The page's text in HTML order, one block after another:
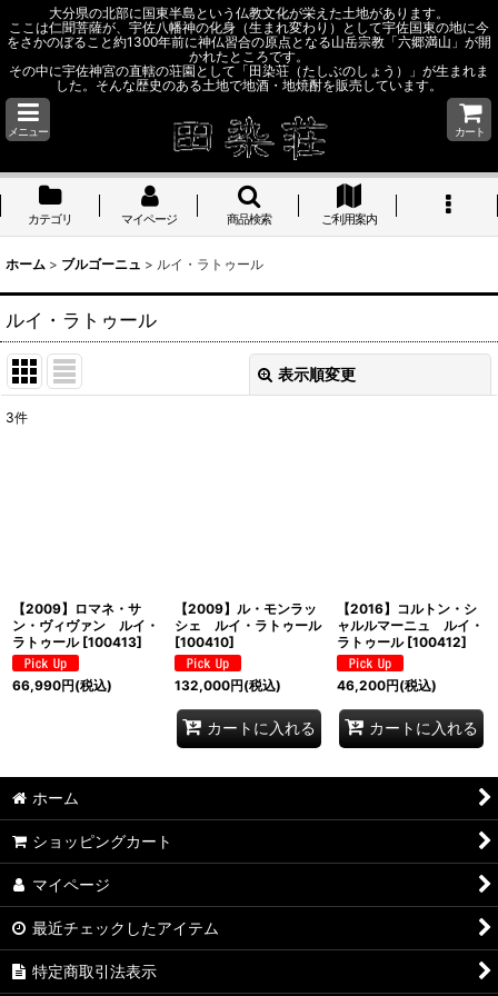
大分県の北部に国東半島という仏教文化が栄えた土地があります。
ここは仁聞菩薩が、宇佐八幡神の化身（生まれ変わり）として宇佐国東の地に今
をさかのぼること約1300年前に神仏習合の原点となる山岳宗教「六郷満山」が開
かれたところです。
その中に宇佐神宮の直轄の荘園として「田染荘（たしぶのしょう）」が生まれま
した。そんな歴史のある土地で地酒・地焼酎を販売しています。
メニュー カート
カテゴリ マイページ 商品検索 ご利用案内
ホーム > ブルゴーニュ > ルイ・ラトゥール
ルイ・ラトゥール
表示順変更
3件
【2009】ロマネ・サ
ン・ヴィヴァン ルイ・
ラトゥール [100413]
66,990円(税込)
【2009】ル・モンラッ
シェ ルイ・ラトゥール
[100410]
132,000円(税込)
カートに入れる
【2016】コルトン・シ
ャルルマーニュ ルイ・
ラトゥール [100412]
46,200円(税込)
カートに入れる
ホーム
ショッピングカート
マイページ
最近チェックしたアイテム
特定商取引法表示